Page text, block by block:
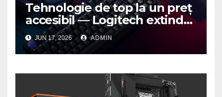
Tehnologie de top la un preț
accesibil — Logitech extinde
seria G3 cu un nou mouse și
o nouă tastatură pentru
gaming pe PC
JUN 17, 2026 ADMIN